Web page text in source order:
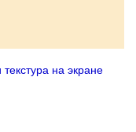
на экране